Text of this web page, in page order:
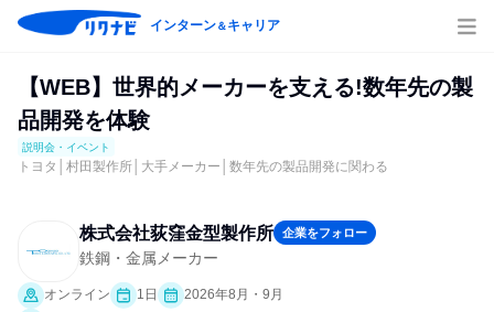
インターン＆キャリア
【WEB】世界的メーカーを支える!数年先の製
品開発を体験
説明会・イベント
トヨタ│村田製作所│大手メーカー│数年先の製品開発に関わる
株式会社荻窪金型製作所 企業をフォロー
鉄鋼・金属メーカー
オンライン 1日
2026年8月・9月